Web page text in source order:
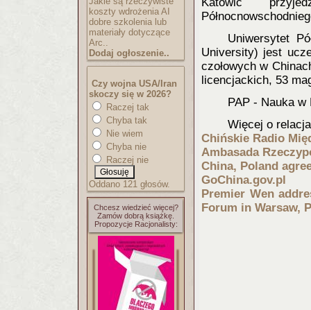
koszty wdrożenia AI
dobre szkolenia lub
materiały dotyczące
Arc..
Dodaj ogłoszenie..
Czy wojna USA/Iran
skoczy się w 2026?
Raczej tak
Chyba tak
Nie wiem
Chyba nie
Raczej nie
Oddano 121 głosów.
Chcesz wiedzieć więcej?
Zamów dobrą książkę.
Propozycje Racjonalisty:
Uniwersytet
University) jest
czołowych w
licencjackich, 53
PAP - Nauka w
Więcej o
Chińskie Radio
Ambasada
China, Poland
GoChina.gov.pl
Premier Wen
Forum in Warsaw,